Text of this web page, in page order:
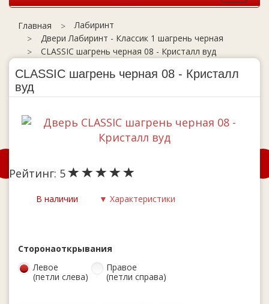
Главная
Лабиринт
Двери Лабиринт - Классик 1 шагрень черная
CLASSIC шагрень черная 08 - Кристалл вуд
CLASSIC шагрень черная 08 - Кристалл
вуд
Рейтинг: 5
В наличии ▼ Характеристики
Сторонаоткрывания
Левое
(петли слева)
Правое
(петли справа)